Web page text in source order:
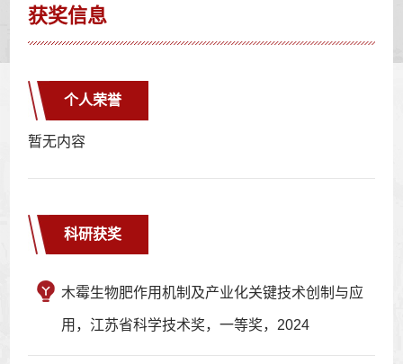
获奖信息
个人荣誉
暂无内容
科研获奖
木霉生物肥作用机制及产业化关键技术创制与应
用，江苏省科学技术奖，一等奖，2024